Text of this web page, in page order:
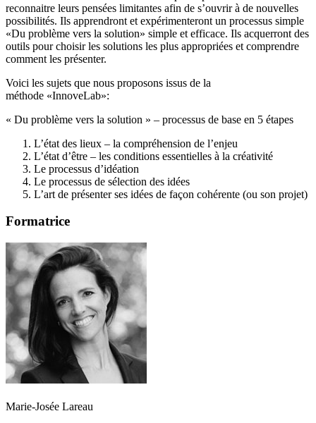
reconnaitre leurs pensées limitantes afin de s’ouvrir à de nouvelles
possibilités. Ils apprendront et expérimenteront un processus simple
«Du problème vers la solution» simple et efficace. Ils acquerront des
outils pour choisir les solutions les plus appropriées et comprendre
comment les présenter.
Voici les sujets que nous proposons issus de la
méthode «InnoveLab»:
« Du problème vers la solution » – processus de base en 5 étapes
L’état des lieux – la compréhension de l’enjeu
L’état d’être – les conditions essentielles à la créativité
Le processus d’idéation
Le processus de sélection des idées
L’art de présenter ses idées de façon cohérente (ou son projet)
Formatrice
Marie-Josée Lareau